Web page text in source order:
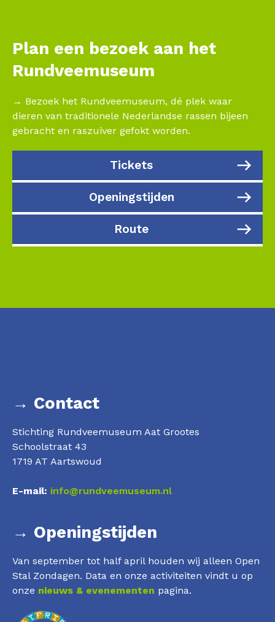
Plan een bezoek aan het
Rundveemuseum
→ Bezoek het Rundveemuseum, dé plek waar
dieren van traditionele Nederlandse rassen bijeen
gebracht en raszuiver gefokt worden.
Tickets
Openingstijden
Route
→ Contact
Stichting Rundveemuseum Aat Grootes
Schoolstraat 43
1719 AT Aartswoud
E-mail: info@rundveemuseum.nl
→ Openingstijden
Van september tot half april houden wij alleen Open
Stal Zondagen. Data en onze activiteiten vindt u op
onze nieuws & evenementen pagina.